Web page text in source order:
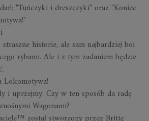
"Tuńczyki i dreszczyki" oraz "Koniec
historie, ale sam najbardziej boi
rybami. Ale i z tym zadaniem będzie
Lokomotywa!
i uprzejmy. Czy w ten sposób da radę
Wagonami?